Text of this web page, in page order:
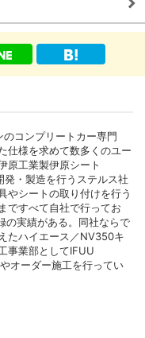
コンプリートカー専門
仕様を求めて数多くのユー
原工業製伊原シート
発・製造を行うステルス社
やシートの取り付けを行う
ですべて自社で行ってお
の実績がある。同社ならで
たハイエース／NV350キ
事業部としてIFUU
オーダー施工を行ってい